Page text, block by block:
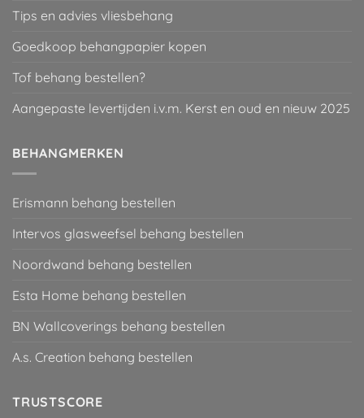
Tips en advies vliesbehang
Goedkoop behangpapier kopen
Tof behang bestellen?
Aangepaste levertijden i.v.m. Kerst en oud en nieuw 2025
BEHANGMERKEN
Erismann behang bestellen
Intervos glasweefsel behang bestellen
Noordwand behang bestellen
Esta Home behang bestellen
BN Wallcoverings behang bestellen
A.s. Creation behang bestellen
TRUSTSCORE